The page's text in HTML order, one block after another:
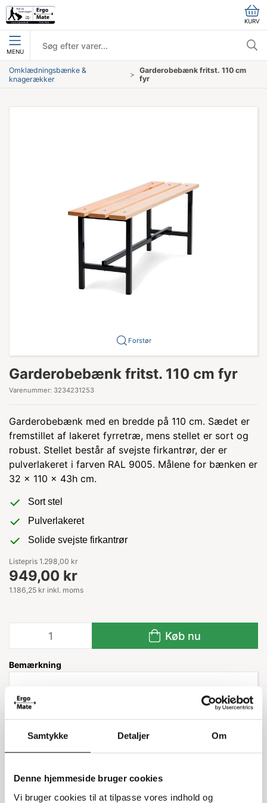
Samtykke Detaljer Om
Denne hjemmeside bruger cookies
Vi bruger cookies til at tilpasse vores indhold og
KURV
MENU
Omklædningsbænke &
knagerækker
Garderobebænk fritst. 110 cm
fyr
Forstør
Garderobebænk fritst. 110 cm fyr
Varenummer: 3234231253
Garderobebænk med en bredde på 110 cm. Sædet er
fremstillet af lakeret fyrretræ, mens stellet er sort og
robust. Stellet består af svejste firkantrør, der er
pulverlakeret i farven RAL 9005. Målene for bænken er
32 x 110 x 43h cm.
Sort stel
Pulverlakeret
Solide svejste firkantrør
Listepris 1.298,00 kr
949,00 kr
1.186,25 kr inkl. moms
Køb nu
Bemærkning